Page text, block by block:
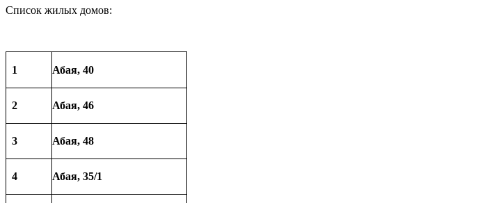
Список жилых домов:
1 Абая, 40
2 Абая, 46
3 Абая, 48
4 Абая, 35/1